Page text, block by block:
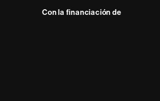
Con la financiación de